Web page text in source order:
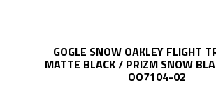
GOGLE SNOW OAKLEY FLIGHT
MATTE BLACK / PRIZM SNOW
OO7104-02